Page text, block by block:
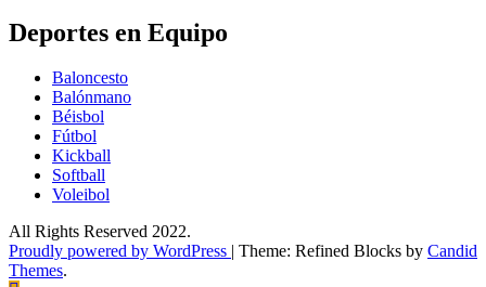
Deportes en Equipo
Baloncesto
Balónmano
Béisbol
Fútbol
Kickball​
Softball​
Voleibol​
All Rights Reserved 2022.
Proudly powered by WordPress
Theme: Refined Blocks by Candid
Themes.